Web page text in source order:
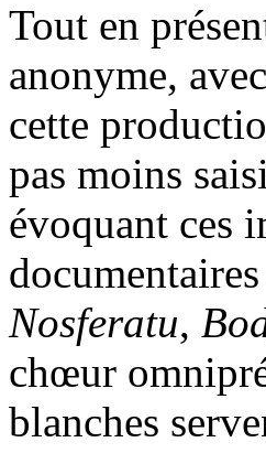
Tout en
anonyme,
cette
pas moins
évoquant ces
Nosferatu,
chœur
blanches